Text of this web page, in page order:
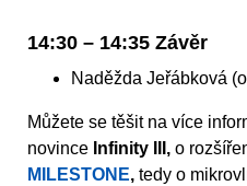
14:30 – 14:35 Závěr
Naděžda Jeřábková
Můžete se těšit na více
novince Infinity III, o
MILESTONE, tedy o